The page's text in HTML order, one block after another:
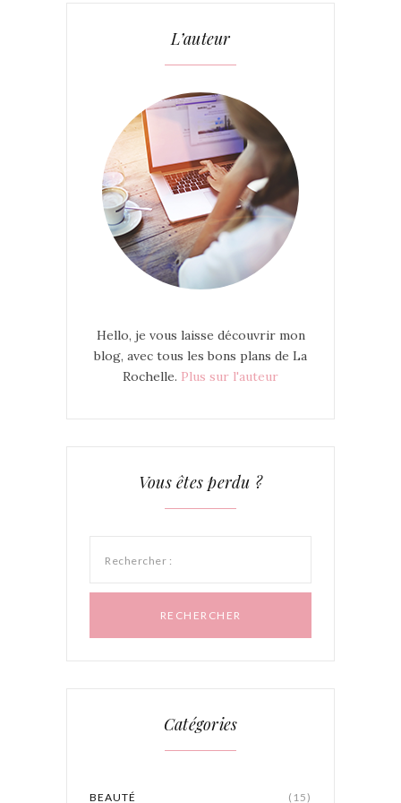
L’auteur
Hello, je vous laisse découvrir mon
blog, avec tous les bons plans de La
Rochelle. Plus sur l'auteur
Vous êtes perdu ?
Rechercher :
Catégories
BEAUTÉ (15)